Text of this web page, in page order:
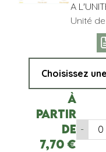
A
Unité
À
partir
de
7,70 €
-